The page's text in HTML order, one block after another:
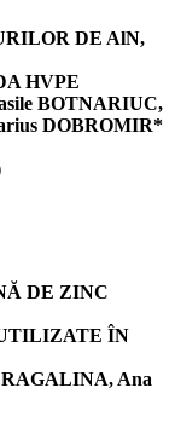
DE AlN,
HVPE
BOTNARIUC,
DOBROMIR*
DE ZINC
ÎN
Ana